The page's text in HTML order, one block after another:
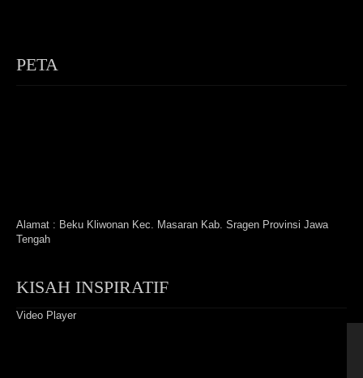
PETA
Alamat : Beku Kliwonan Kec. Masaran Kab. Sragen Provinsi Jawa
Tengah
KISAH INSPIRATIF
Video Player